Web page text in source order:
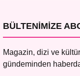
BÜLTENIMIZE
Magazin, dizi ve
gündeminden